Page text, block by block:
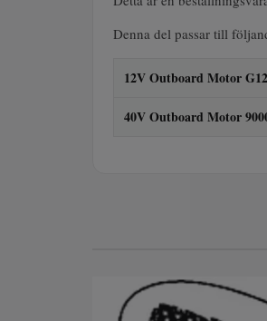
Denna del passar till
12V Outboard Motor
40V Outboard Motor